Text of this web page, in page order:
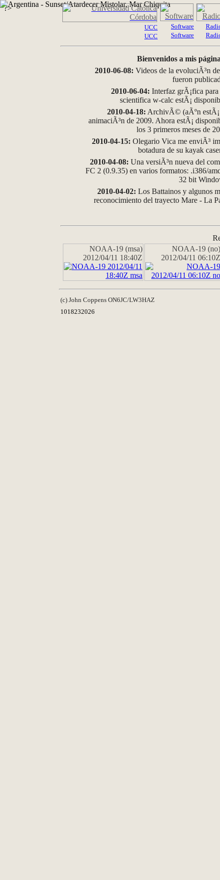
?>
UCC
UCC
Software
Software
Bienvenidos a mis
2010-06-08: Videos de la evoluciÃ³n
fueron
2010-06-04: Interfaz grÃ¡fica
scientifica w-calc estÃ¡
2010-04-18: ArchivÃ© (aÃºn
animaciÃ³n de 2009. Ahora estÃ¡
los 3 primeros meses de
2010-04-15: Olegario Vica me enviÃ³
botadura de su kayak
2010-04-08: Una versiÃ³n nueva del
FC 2 (0.9.35) en varios formatos: .i386/
32 bit
2010-04-02: Los Battainos y algunos
reconocimiento del trayecto Mare - La
NOAA-19 (msa)
2012/04/11 18:40Z
NOAA-19 (no)
2012/04/11 06:10Z
(c) John Coppens ON6JC/LW3HAZ
1018232026